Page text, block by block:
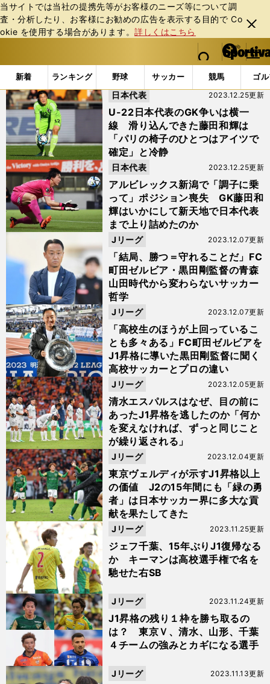
当サイトでは当社の提携先等がお客様のニーズ等について調
査・分析したり、お客様にお勧めの広告を表⽰する⽬的で Co
okie を使⽤する場合があります。詳しくはこちら
閉じ
る
web Sportiva (webスポルティーバ)
検索
マイペ
ー
ジ
メニュ
新着 ランキング 野球 サッカー 競馬 ゴ
b
ス
ポ
ル
テ
ィ
ー
バ
「#J2」の最新ニュース・ 情報 (3ページ目)
U-22日本代表のGK争いは横一
線 滑り込んできた藤田和輝は
「パリの椅子のひとつはアイツで
確定」と冷静
2023.12.25更新
日本代表
アルビレックス新潟で「調子に乗
って」ポジション喪失 GK藤田和
輝はいかにして新天地で日本代表
まで上り詰めたのか
2023.12.25更新
日本代表
「結局、勝つ＝守れることだ」FC
町田ゼルビア・黒田剛監督の青森
山田時代から変わらないサッカー
哲学
2023.12.07更新
Jリーグ
「高校生のほうが上回っているこ
とも多々ある」FC町田ゼルビアを
J1昇格に導いた黒田剛監督に聞く
高校サッカーとプロの違い
2023.12.07更新
Jリーグ
清水エスパルスはなぜ、目の前に
あったJ1昇格を逃したのか「何か
を変えなければ、ずっと同じこと
が繰り返される」
2023.12.05更新
Jリーグ
東京ヴェルディが示すJ1昇格以上
の価値 J2の15年間にも「緑の勇
者」は日本サッカー界に多大な貢
献を果たしてきた
2023.12.04更新
Jリーグ
ジェフ千葉、15年ぶりJ1復帰なる
か キーマンは高校選手権で名を
馳せた右SB
2023.11.25更新
Jリーグ
J1昇格の残り１枠を勝ち取るの
は？ 東京Ｖ、清水、山形、千葉
４チームの強みとカギになる選手
2023.11.24更新
Jリーグ
2023.11.13更新
Jリーグ